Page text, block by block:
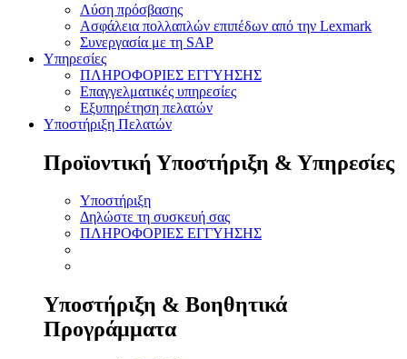
Λύση πρόσβασης
Ασφάλεια πολλαπλών επιπέδων από την Lexmark
Συνεργασία με τη SAP
Υπηρεσίες
ΠΛΗΡΟΦΟΡΙΕΣ ΕΓΓΥΗΣΗΣ
Επαγγελματικές υπηρεσίες
Εξυπηρέτηση πελατών
Υποστήριξη Πελατών
Προϊοντική Υποστήριξη & Υπηρεσίες
Υποστήριξη
Δηλώστε τη συσκευή σας
ΠΛΗΡΟΦΟΡΙΕΣ ΕΓΓΥΗΣΗΣ
Υποστήριξη & Βοηθητικά
Προγράμματα